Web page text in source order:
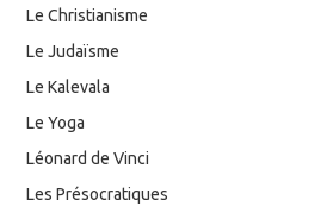
Le Christianisme
Le Judaïsme
Le Kalevala
Le Yoga
Léonard de Vinci
Les Présocratiques